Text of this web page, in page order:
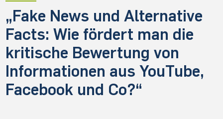
„Fake News und Alternative
Facts: Wie fördert man die
kritische Bewertung von
Informationen aus YouTube,
Facebook und Co?“